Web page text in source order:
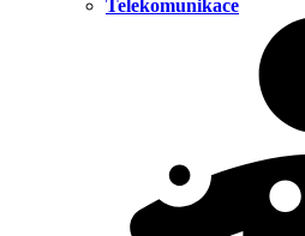
Telekomunikace